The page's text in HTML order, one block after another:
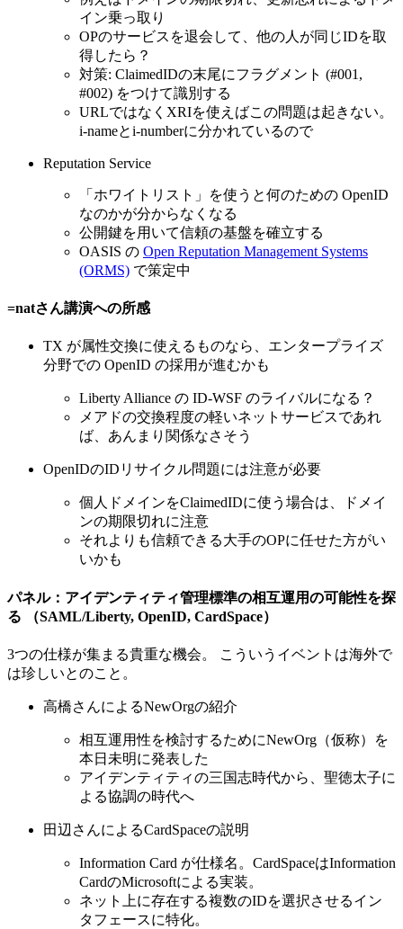
イン乗っ取り
OPのサービスを退会して、他の人が同じIDを取
得したら？
対策: ClaimedIDの末尾にフラグメント (#001,
#002) をつけて識別する
URLではなくXRIを使えばこの問題は起きない。
i-nameとi-numberに分かれているので
Reputation Service
「ホワイトリスト」を使うと何のための OpenID
なのかが分からなくなる
公開鍵を用いて信頼の基盤を確立する
OASIS の Open Reputation Management Systems
(ORMS) で策定中
=natさん講演への所感
TX が属性交換に使えるものなら、エンタープライズ
分野での OpenID の採用が進むかも
Liberty Alliance の ID-WSF のライバルになる？
メアドの交換程度の軽いネットサービスであれ
ば、あんまり関係なさそう
OpenIDのIDリサイクル問題には注意が必要
個人ドメインをClaimedIDに使う場合は、ドメイ
ンの期限切れに注意
それよりも信頼できる大手のOPに任せた方がい
いかも
パネル：アイデンティティ管理標準の相互運用の可能性を探
る （SAML/Liberty, OpenID, CardSpace）
3つの仕様が集まる貴重な機会。 こういうイベントは海外で
は珍しいとのこと。
高橋さんによるNewOrgの紹介
相互運用性を検討するためにNewOrg（仮称）を
本日未明に発表した
アイデンティティの三国志時代から、聖徳太子に
よる協調の時代へ
田辺さんによるCardSpaceの説明
Information Card が仕様名。CardSpaceはInformation
CardのMicrosoftによる実装。
ネット上に存在する複数のIDを選択させるイン
タフェースに特化。